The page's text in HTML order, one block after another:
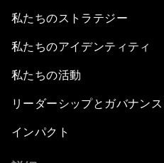
私たちのストラテジー
私たちのアイデンティティ
私たちの活動
リーダーシップとガバナンス
インパクト